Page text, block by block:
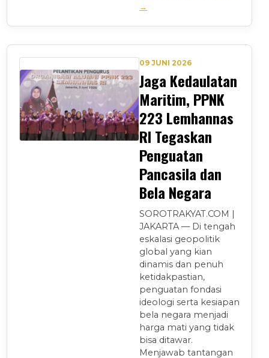
→
09 JUNI 2026
Jaga Kedaulatan
Maritim, PPNK
223 Lemhannas
RI Tegaskan
Penguatan
Pancasila dan
Bela Negara
SOROTRAKYAT.COM |
JAKARTA — Di tengah
eskalasi geopolitik
global yang kian
dinamis dan penuh
ketidakpastian,
penguatan fondasi
ideologi serta kesiapan
bela negara menjadi
harga mati yang tidak
bisa ditawar.
Menjawab tantangan